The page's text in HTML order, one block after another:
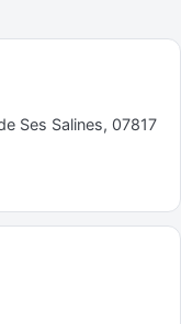
Ses Salines, 07817